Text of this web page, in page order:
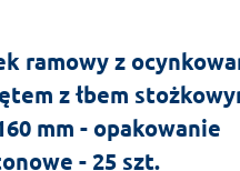
ramowy z
z łbem
mm - opakowanie
- 25 szt.